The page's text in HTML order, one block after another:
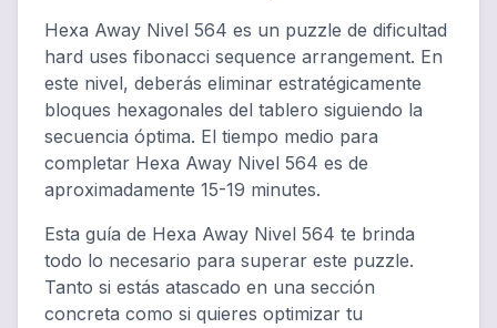
Hexa Away Nivel 564 es un puzzle de dificultad
hard uses fibonacci sequence arrangement. En
este nivel, deberás eliminar estratégicamente
bloques hexagonales del tablero siguiendo la
secuencia óptima. El tiempo medio para
completar Hexa Away Nivel 564 es de
aproximadamente 15-19 minutes.
Esta guía de Hexa Away Nivel 564 te brinda
todo lo necesario para superar este puzzle.
Tanto si estás atascado en una sección
concreta como si quieres optimizar tu